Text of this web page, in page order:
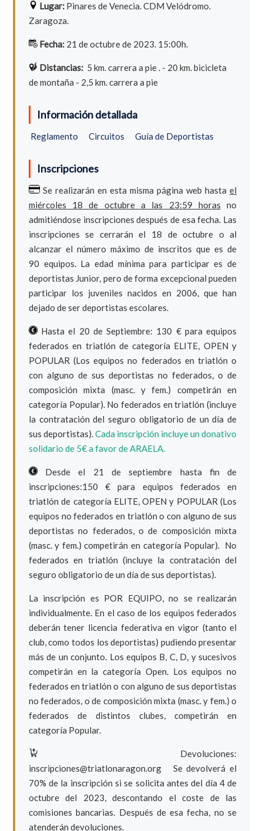
Lugar:Pinares de Venecia. CDM Velódromo.
Zaragoza.
Fecha: 21 de octubre de 2023. 15:00h.
Distancias: 5 km. carrera a pie . - 20 km. bicicleta
de montaña - 2,5 km. carrera a pie
Información detallada
Reglamento Circuitos Guía de Deportistas
Inscripciones
Se realizarán en esta misma página web hastael
miércoles 18 de octubre a las 23:59 horas no
admitiéndose inscripciones después de esa fecha. Las
inscripciones se cerrarán el 18 de octubre o al
alcanzar el número máximo de inscritos que es de
90 equipos. La edad mínima para participar es de
deportistas Junior, pero de forma excepcional pueden
participar los juveniles nacidos en 2006, que han
dejado de ser deportistas escolares.
Hasta el 20 de Septiembre: 130 € para equipos
federados en triatlón de categoría ELITE, OPEN y
POPULAR (Los equipos no federados en triatlón o
con alguno de sus deportistas no federados, o de
composición mixta (masc. y fem.) competirán en
categoría Popular). No federados en triatlón (incluye
la contratación del seguro obligatorio de un día de
sus deportistas).Cada inscripción incluye un donativo
solidario de 5€ a favor de ARAELA.
Desde el 21 de septiembre hasta fin de
inscripciones:150 € para equipos federados en
triatlón de categoría ELITE, OPEN y POPULAR (Los
equipos no federados en triatlón o con alguno de sus
deportistas no federados, o de composición mixta
(masc. y fem.) competirán en categoría Popular). No
federados en triatlón (incluye la contratación del
seguro obligatorio de un día de sus deportistas).
La inscripción es POR EQUIPO, no se realizarán
individualmente. En el caso de los equipos federados
deberán tener licencia federativa en vigor (tanto el
club, como todos los deportistas) pudiendo presentar
más de un conjunto. Los equipos B, C, D, y sucesivos
competirán en la categoría Open. Los equipos no
federados en triatlón o con alguno de sus deportistas
no federados, o de composición mixta (masc. y fem.) o
federados de distintos clubes, competirán en
categoría Popular.
Devoluciones:
inscripciones@triatlonaragon.org Se devolverá el
70% de la inscripción si se solicita antes del día 4 de
octubre del 2023, descontando el coste de las
comisiones bancarias. Después de esa fecha, no se
atenderán devoluciones.